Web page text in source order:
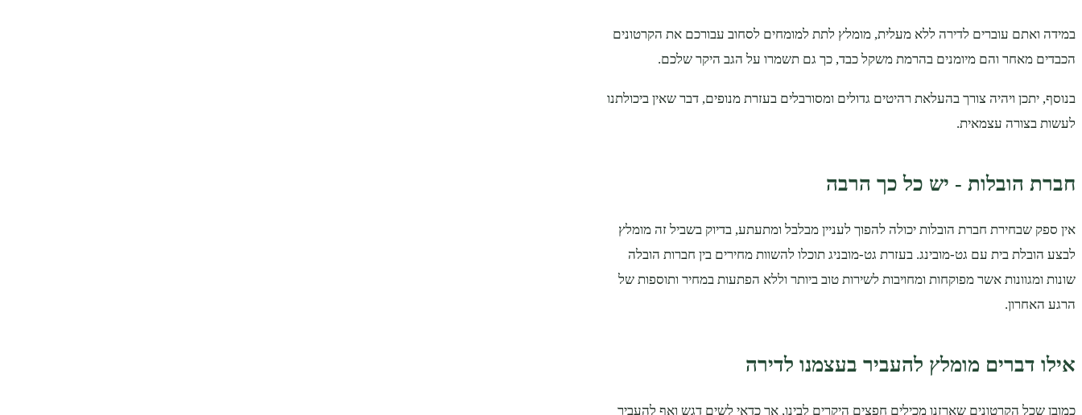
במידה ואתם עוברים לדירה ללא מעלית, מומלץ לתת למומחים לסחוב עבורכם את הקרטונים
הכבדים מאחר והם מיומנים בהרמת משקל כבד, כך גם תשמרו על הגב היקר שלכם.
בנוסף, יתכן ויהיה צורך בהעלאת רהיטים גדולים ומסורבלים בעזרת מנופים, דבר שאין ביכולתנו
לעשות בצורה עצמאית.
חברת הובלות - יש כל כך הרבה
אין ספק שבחירת חברת הובלות יכולה להפוך לעניין מבלבל ומתעתע, בדיוק בשביל זה מומלץ
לבצע הובלת בית עם גט-מובינג. בעזרת גט-מובניג תוכלו להשוות מחירים בין חברות הובלה
שונות ומגוונות אשר מפוקחות ומחויבות לשירות טוב ביותר וללא הפתעות במחיר ותוספות של
הרגע האחרון.
אילו דברים מומלץ להעביר בעצמנו לדירה
כמובן שכל הקרטונים שארזנו מכילים חפצים היקרים לבינו, אך כדאי לשים דגש ואף להעביר